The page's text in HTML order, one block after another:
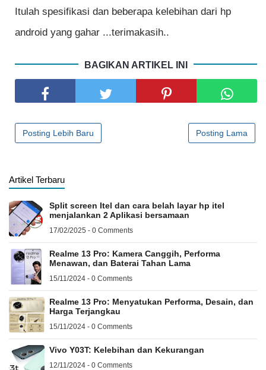
Itulah spesifikasi dan beberapa kelebihan dari hp
android yang gahar ...terimakasih..
BAGIKAN ARTIKEL INI
Posting Lebih Baru Posting Lama
Artikel Terbaru
Split screen Itel dan cara belah layar hp itel
menjalankan 2 Aplikasi bersamaan
17/02/2025 - 0 Comments
Realme 13 Pro: Kamera Canggih, Performa
Menawan, dan Baterai Tahan Lama
15/11/2024 - 0 Comments
Realme 13 Pro: Menyatukan Performa, Desain, dan
Harga Terjangkau
15/11/2024 - 0 Comments
Vivo Y03T: Kelebihan dan Kekurangan
12/11/2024 - 0 Comments